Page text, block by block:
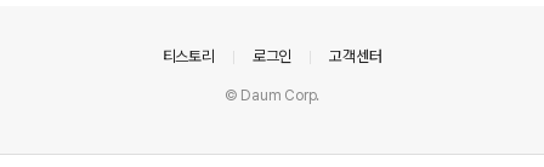
티스토리 로그인 고객센터
© Daum Corp.